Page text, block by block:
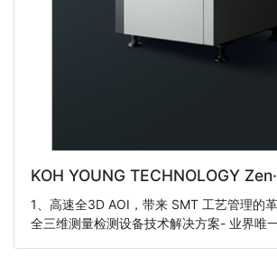
KOH YOUNG TECHNOLOGY
1、高速全3D AOI，带来 SMT 工艺管理的
全三维测量检测设备技术解决方案- 业界唯一